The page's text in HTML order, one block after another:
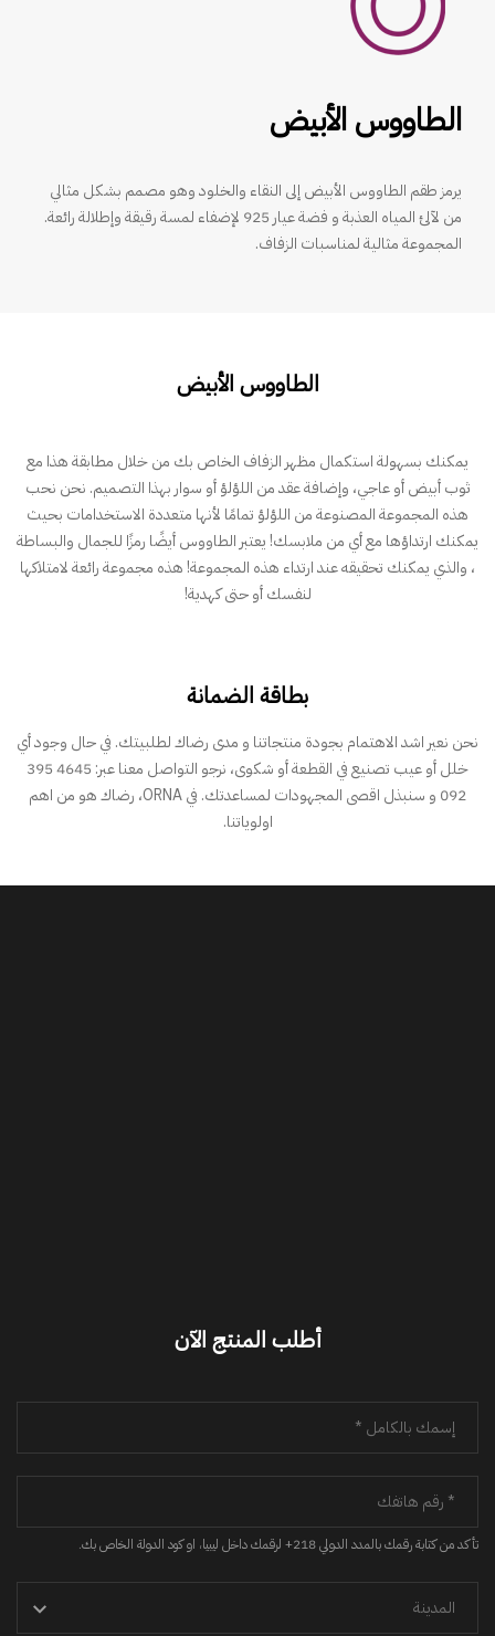
الطاووس الأبيض
يرمز طقم الطاووس الأبيض إلى النقاء والخلود وهو مصمم بشكل مثالي
من لآلئ المياه العذبة و فضة عيار 925 لإضفاء لمسة رقيقة وإطلالة رائعة.
المجموعة مثالية لمناسبات الزفاف.
الطاووس الأبيض
يمكنك بسهولة استكمال مظهر الزفاف الخاص بك من خلال مطابقة هذا مع
ثوب أبيض أو عاجي، وإضافة عقد من اللؤلؤ أو سوار بهذا التصميم. نحن نحب
هذه المجموعة المصنوعة من اللؤلؤ تمامًا لأنها متعددة الاستخدامات بحيث
يمكنك ارتداؤها مع أي من ملابسك! يعتبر الطاووس أيضًا رمزًا للجمال والبساطة
، والذي يمكنك تحقيقه عند ارتداء هذه المجموعة! هذه مجموعة رائعة لامتلاكها
لنفسك أو حتى كهدية!
بطاقة الضمانة
نحن نعير اشد الاهتمام بجودة منتجاتنا و مدى رضاك لطلبيتك. في حال وجود أي
خلل أو عيب تصنيع في القطعة أو شكوى، نرجو التواصل معنا عبر: 4645 395
092 و سنبذل اقصى المجهودات لمساعدتك. في ORNA، رضاك هو من اهم
اولوياتنا.
أطلب المنتج الآن
تأكد من كتابة رقمك بالمدد الدولي 218+ لرقمك داخل ليبيا، او كود الدولة الخاص بك.